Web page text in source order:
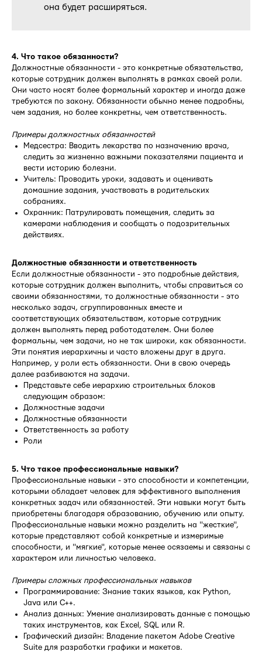
она будет расширяться.
4. Что такое обязанности?
Должностные обязанности - это конкретные обязательства,
которые сотрудник должен выполнять в рамках своей роли.
Они часто носят более формальный характер и иногда даже
требуются по закону. Обязанности обычно менее подробны,
чем задания, но более конкретны, чем ответственность.
Примеры должностных обязанностей
Медсестра: Вводить лекарства по назначению врача,
следить за жизненно важными показателями пациента и
вести историю болезни.
Учитель: Проводить уроки, задавать и оценивать
домашние задания, участвовать в родительских
собраниях.
Охранник: Патрулировать помещения, следить за
камерами наблюдения и сообщать о подозрительных
действиях.
Должностные обязанности и ответственность
Если должностные обязанности - это подробные действия,
которые сотрудник должен выполнить, чтобы справиться со
своими обязанностями, то должностные обязанности - это
несколько задач, сгруппированных вместе и
соответствующих обязательствам, которые сотрудник
должен выполнять перед работодателем. Они более
формальны, чем задачи, но не так широки, как обязанности.
Эти понятия иерархичны и часто вложены друг в друга.
Например, у роли есть обязанности. Они в свою очередь
далее разбиваются на задачи.
Представьте себе иерархию строительных блоков
следующим образом:
Должностные задачи
Должностные обязанности
Ответственность за работу
Роли
5. Что такое профессиональные навыки?
Профессиональные навыки - это способности и компетенции,
которыми обладает человек для эффективного выполнения
конкретных задач или обязанностей. Эти навыки могут быть
приобретены благодаря образованию, обучению или опыту.
Профессиональные навыки можно разделить на "жесткие",
которые представляют собой конкретные и измеримые
способности, и "мягкие", которые менее осязаемы и связаны с
характером или личностью человека.
Примеры сложных профессиональных навыков
Программирование: Знание таких языков, как Python,
Java или C++.
Анализ данных: Умение анализировать данные с помощью
таких инструментов, как Excel, SQL или R.
Графический дизайн: Владение пакетом Adobe Creative
Suite для разработки графики и макетов.